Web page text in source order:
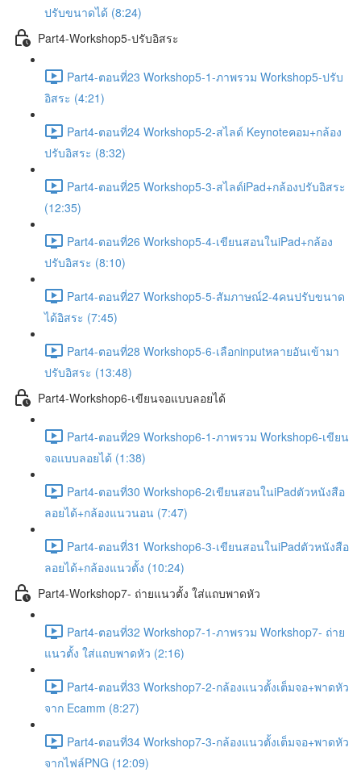
ปรับขนาดได้ (8:24)
Part4-Workshop5-ปรับอิสระ
Part4-ตอนที่23 Workshop5-1-ภาพรวม Workshop5-ปรับ
อิสระ (4:21)
Part4-ตอนที่24 Workshop5-2-สไลด์ Keynoteคอม+กล้อง
ปรับอิสระ (8:32)
Part4-ตอนที่25 Workshop5-3-สไลด์iPad+กล้องปรับอิสระ
(12:35)
Part4-ตอนที่26 Workshop5-4-เขียนสอนในiPad+กล้อง
ปรับอิสระ (8:10)
Part4-ตอนที่27 Workshop5-5-สัมภาษณ์2-4คนปรับขนาด
ได้อิสระ (7:45)
Part4-ตอนที่28 Workshop5-6-เลือกinputหลายอันเข้ามา
ปรับอิสระ (13:48)
Part4-Workshop6-เขียนจอแบบลอยได้
Part4-ตอนที่29 Workshop6-1-ภาพรวม Workshop6-เขียน
จอแบบลอยได้ (1:38)
Part4-ตอนที่30 Workshop6-2เขียนสอนในiPadตัวหนังสือ
ลอยได้+กล้องแนวนอน (7:47)
Part4-ตอนที่31 Workshop6-3-เขียนสอนในiPadตัวหนังสือ
ลอยได้+กล้องแนวตั้ง (10:24)
Part4-Workshop7- ถ่ายแนวตั้ง ใส่แถบพาดหัว
Part4-ตอนที่32 Workshop7-1-ภาพรวม Workshop7- ถ่าย
แนวตั้ง ใส่แถบพาดหัว (2:16)
Part4-ตอนที่33 Workshop7-2-กล้องแนวตั้งเต็มจอ+พาดหัว
จาก Ecamm (8:27)
Part4-ตอนที่34 Workshop7-3-กล้องแนวตั้งเต็มจอ+พาดหัว
จากไฟล์PNG (12:09)